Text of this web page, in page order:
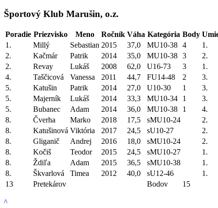
Športový Klub Marušin, o.z.
Poradie Priezvisko Meno Ročník Váha Kategória Body
1.
Millý Sebastian 2015 37,0 MU10-38 4
1.
2.
Kačmár Patrik 2014 35,0 MU10-38 3
2.
2.
Revay Lukáš 2008 62,0 U16-73 3
1.
4.
Taščicová Vanessa 2011 44,7 FU14-48 2
3.
5.
Katušin Patrik 2014 27,0 U10-30 1
3.
5.
Majerník Lukáš 2014 33,3 MU10-34 1
3.
5.
Bubanec Adam 2014 36,0 MU10-38 1
4.
8.
Čverha Marko 2018 17,5 sMU10-24
2.
8.
Katušinová Viktória 2017 24,5 sU10-27
2.
8.
Gliganič Andrej 2016 18,0 sMU10-24
2.
8.
Kočiš Teodor 2015 24,5 sMU10-27
1.
8.
Ždiľa Adam 2015 36,5 sMU10-38
1.
8.
Škvarlová Timea 2012 40,0 sU12-46
1.
13
Pretekárov Bodov 15
^